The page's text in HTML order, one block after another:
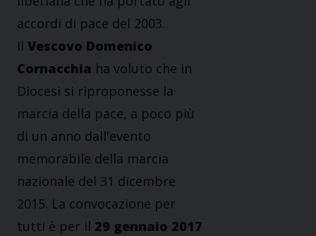
accordi di pace del 2003.
Il Vescovo Domenico
Cornacchia ha voluto che in
Diocesi si riproponesse la
marcia della pace, a poco più
di un anno dall'evento
memorabile della marcia
nazionale del 31 dicembre
2015. La convocazione per
tutti è per il 29 gennaio 2017